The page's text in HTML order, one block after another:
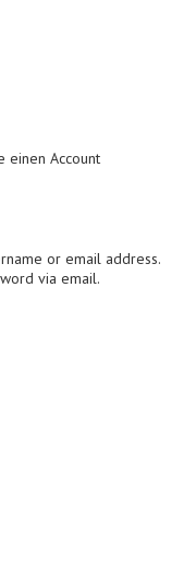
einen Account
or email address.
via email.